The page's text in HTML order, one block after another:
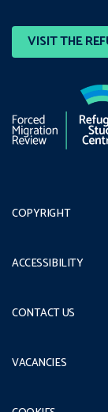
VISIT THE
COPYRIGHT
ACCESSIBILITY
CONTACT US
VACANCIES